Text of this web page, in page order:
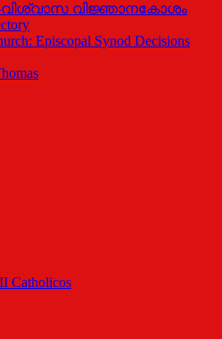
വിശ്വാസ വിജ്ഞാനകോശം
Episcopal Synod Decisions
Catholicos